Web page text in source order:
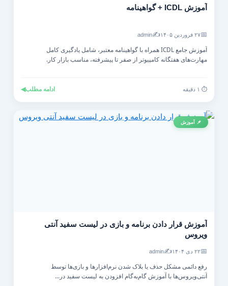
آموزش ICDL + گواهینامه
۲۷ فروردین ۱۴۰۵ ✍️
admin
آموزش جامع ICDL همراه با گواهینامه معتبر، شامل یادگیری کامل
مهارت‌های هفتگانه کامپیوتر از صفر تا پیشرفته، مناسب بازار کار.
ادامه مطلب◀
📌 آموزش
آموزش قرار دادن برنامه و بازی در لیست سفید آنتی‌
ویروس
۲۲ دی ۱۴۰۴ ✍️
admin
رفع دائمی مشکل حذف یا بلاک شدن نرم‌افزارها و بازی‌ها توسط
آنتی‌ویروس‌ها با آموزش گام‌به‌گام افزودن به لیست سفید در...